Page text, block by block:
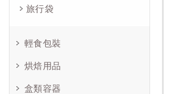
旅行袋
輕食包裝
烘焙用品
盒類容器